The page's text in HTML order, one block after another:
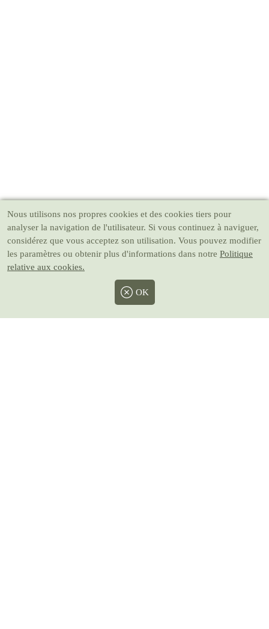
Nous utilisons nos propres cookies et des cookies tiers pour
analyser la navigation de l'utilisateur. Si vous continuez à naviguer,
considérez que vous acceptez son utilisation. Vous pouvez modifier
les paramètres ou obtenir plus d'informations dans notre Politique
relative aux cookies.
OK